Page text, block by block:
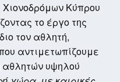
Κύπρου
το έργο της
τον αθλητή,
αντιμετωπίζουμε
αθλητών υψηλού